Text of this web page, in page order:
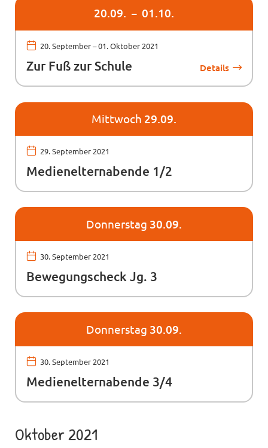
20.09. 01.10.
20. September–01. Oktober 2021
Zur Fuß zur Schule Details
Mittwoch 29.09.
29. September 2021
Medienelternabende 1/2
Donnerstag 30.09.
30. September 2021
Bewegungscheck Jg. 3
Donnerstag 30.09.
30. September 2021
Medienelternabende 3/4
Oktober 2021